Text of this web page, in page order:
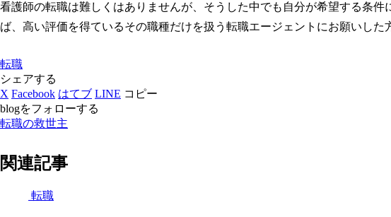
看護師の転職は難しくはありませんが、そうした中でも自分が希望する条
ば、高い評価を得ているその職種だけを扱う転職エージェントにお願いした
転職
シェアする
X Facebook はてブ LINE コピー
blogをフォローする
転職の救世主
関連記事
転職